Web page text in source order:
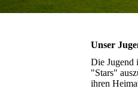
Unser
Die Jugend
"Stars"
ihren